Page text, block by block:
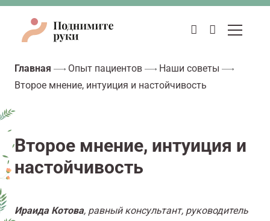
Главная Опыт пациентов
Наши советы
Второе мнение, интуиция и настойчивость
Второе мнение, интуиция и
настойчивость
Ираида Котова, равный консультант, руководитель